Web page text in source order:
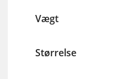
Vægt
Størrelse